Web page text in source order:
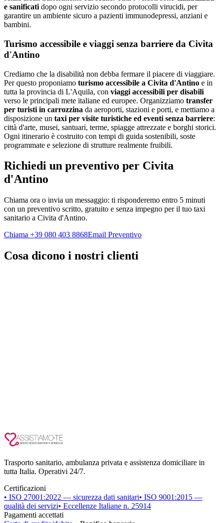
e sanificati dopo ogni servizio secondo protocolli virucidi, per
garantire un ambiente sicuro a pazienti immunodepressi, anziani e
bambini.
Turismo accessibile e viaggi senza barriere da Civita
d'Antino
Crediamo che la disabilità non debba fermare il piacere di viaggiare.
Per questo proponiamo turismo accessibile a Civita d'Antino e in
tutta la provincia di L'Aquila, con viaggi accessibili per disabili
verso le principali mete italiane ed europee. Organizziamo transfer
per turisti in carrozzina da aeroporti, stazioni e porti, e mettiamo a
disposizione un taxi per visite turistiche ed eventi senza barriere:
città d'arte, musei, santuari, terme, spiagge attrezzate e borghi storici.
Ogni itinerario è costruito con tempi di guida sostenibili, soste
programmate e selezione di strutture realmente fruibili.
Richiedi un preventivo per Civita
d'Antino
Chiama ora o invia un messaggio: ti risponderemo entro 5 minuti
con un preventivo scritto, gratuito e senza impegno per il tuo taxi
sanitario a Civita d'Antino.
Chiama +39 080 403 8868Email Preventivo
Cosa dicono i nostri clienti
Trasporto sanitario, ambulanza privata e assistenza domiciliare in
tutta Italia. Operativi 24/7.
Certificazioni
• ISO 27001:2022 — sicurezza dati sanitari• ISO 9001:2015 —
qualità dei servizi• Eccellenze Italiane n. 25914
Pagamenti accettati